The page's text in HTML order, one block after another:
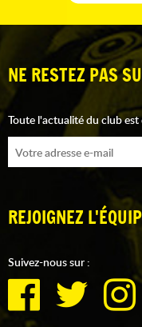
NE RESTEZ PAS
Toute l'actualité du club
REJOIGNEZ
Suivez-nous sur :